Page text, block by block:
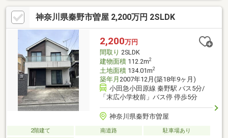
す。ご案内いたしますのでお気軽にご連絡ください。
神奈川県秦野市曽屋 2,200万円 2SLDK
2,200万円
間取り 2SLDK
建物面積112.2m2
土地面積134.01m2
築年月 2007年12月(築18年9ヶ月)
小田急小田原線 秦野駅 バス5分/
「末広小学校前」バス停 停歩5分
神奈川県秦野市曽屋
2階建て 南道路
駐車場あり